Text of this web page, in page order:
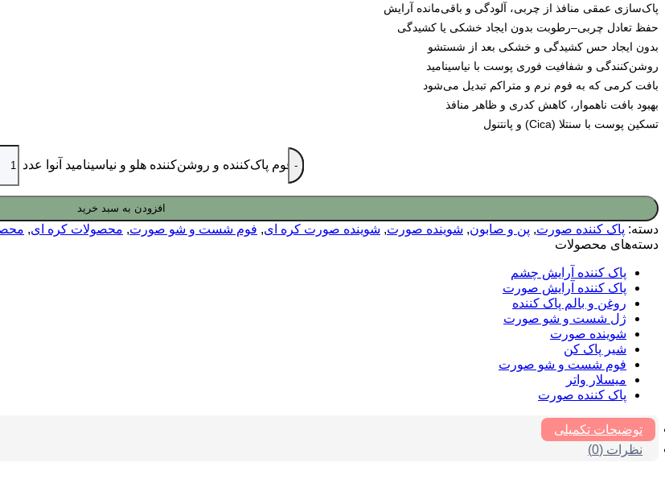
پاک‌سازی عمقی منافذ از چربی، آلودگی و باقی‌مانده آرایش
حفظ تعادل چربی–رطوبت بدون ایجاد خشکی یا کشیدگی
بدون ایجاد حس کشیدگی و خشکی بعد از شستشو
روشن‌کنندگی و شفافیت فوری پوست با نیاسینامید
بافت کرمی که به فوم نرم و متراکم تبدیل می‌شود
بهبود بافت ناهموار، کاهش کدری و ظاهر منافذ
تسکین پوست با سنتلا (Cica) و پانتنول
فوم پاک‌کننده و روشن‌کننده هلو و نیاسینامید آنوا عدد
افزودن به سبد خرید
دسته: پاک کننده صورت, پن و صابون, شوینده صورت, شوینده صورت کره ای, فوم شست و شو صورت, محصولات کره ای,
دسته‌های محصولات
پاک کننده آرایش چشم
پاک کننده آرایش صورت
روغن و بالم پاک کننده
ژل شست و شو صورت
شوینده صورت
شیر پاک کن
فوم شست و شو صورت
میسلار واتر
پاک کننده صورت
توضیحات تکمیلی
نظرات (0)